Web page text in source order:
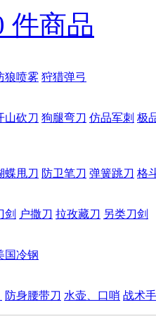
件商品
狼喷雾 狩猎弹弓
山砍刀 狗腿弯刀 仿品军刺 极
蝶甩刀 防卫笔刀 弹簧跳刀 格
剑 户撒刀 拉孜藏刀 另类刀剑
国冷钢
防身腰带刀 水壶、口哨 战术